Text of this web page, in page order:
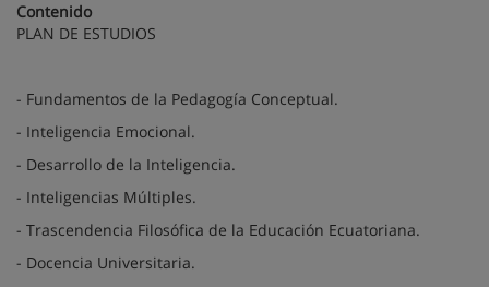
Contenido
PLAN DE ESTUDIOS
- Fundamentos de la Pedagogía Conceptual.
- Inteligencia Emocional.
- Desarrollo de la Inteligencia.
- Inteligencias Múltiples.
- Trascendencia Filosófica de la Educación Ecuatoriana.
- Docencia Universitaria.